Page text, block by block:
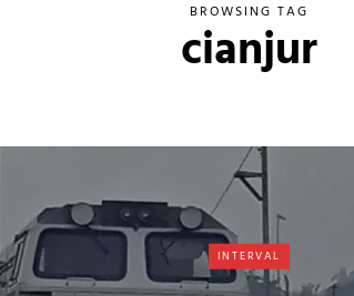
BROWSING TAG
cianjur
INTERVAL